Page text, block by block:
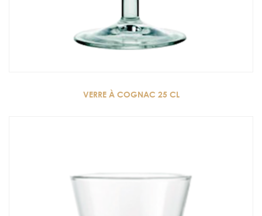
VERRE À COGNAC 25 CL